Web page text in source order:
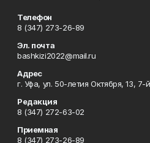
Телефон
8 (347) 273-26-89
Эл. почта
bashkizi2022@mail.ru
Адрес
г. Уфа, ул. 50-летия Октября, 13, 7-
Редакция
8 (347) 272-63-02
Приемная
8 (347) 273-26-89